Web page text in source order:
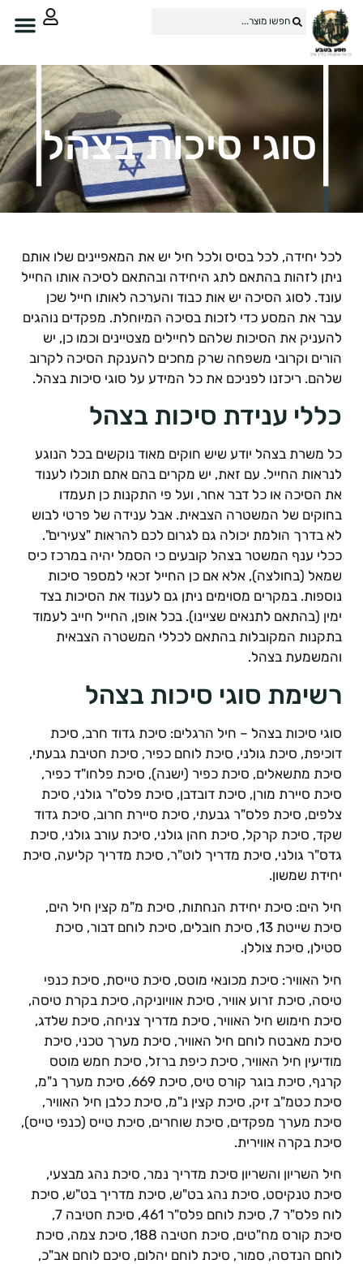
סוגי סיכות בצהל
יחידה, לכל בסיס ולכל חיל יש את המאפיינים שלו אותם
לזהות בהתאם לתג היחידה ובהתאם לסיכה אותו החייל
לסוג הסיכה יש אות כבוד והערכה לאותו חייל שכן
את המסע כדי לזכות בסיכה המיוחלת. מפקדים נוהגים
את הסיכות שלהם לחיילים מצטיינים וכמו כן, יש
וקרובי משפחה שרק מחכים להענקת הסיכה לקרוב
ריכזנו לפניכם את כל המידע על סוגי סיכות בצהל.
ענידת סיכות בצהל
משרת בצהל יודע שיש חוקים מאוד נוקשים בכל הנוגע
החייל. עם זאת, יש מקרים בהם אתם תוכלו לענוד
הסיכה או כל דבר אחר, ועל פי התקנות כן תעמדו
של המשטרה הצבאית. אבל ענידה של פרטי לבוש
בדרך הולמת יכולה גם לגרום לכם להראות "צעירים".
ענף המשטר בצהל קובעים כי הסמל יהיה במרכז כיס
(בחולצה), אלא אם כן החייל זכאי למספר סיכות
במקרים מסוימים ניתן גם לענוד את הסיכות בצד
(בהתאם לתנאים שציינו). בכל אופן, החייל חייב לעמוד
המקובלות בהתאם לכללי המשטרה הצבאית
בצהל.
סוגי סיכות בצהל
סיכות בצהל – חיל הרגלים: סיכת גדוד חרב, סיכת
סיכת גולני, סיכת לוחם כפיר, סיכת חטיבת גבעתי,
מתשאלים, סיכת כפיר (ישנה), סיכת פלחו"ד כפיר,
סיירת מורן, סיכת דובדבן, סיכת פלס"ר גולני, סיכת
סיכת פלס"ר גבעתי, סיכת סיירת חרוב, סיכת גדוד
סיכת קרקל, סיכת חהן גולני, סיכת עורב גולני, סיכת
גולני, סיכת מדריך לוט"ר, סיכת מדריך קליעה, סיכת
שמשון.
הים: סיכת יחידת הנחתות, סיכת מ"מ קצין חיל הים,
סיכת שייטת 13, סיכת חובלים, סיכת לוחם דבור, סיכת
סיכת צוללן.
האוויר: סיכת מכונאי מוטס, סיכת טייסת, סיכת כנפי
סיכת זרוע אוויר, סיכת אוויוניקה, סיכת בקרת טיסה,
חימוש חיל האוויר, סיכת מדריך צניחה, סיכת שלדג,
מאבטח לוחם חיל האוויר, סיכת מערך טכני, סיכת
חיל האוויר, סיכת כיפת ברזל, סיכת חמש מוטס
קרנף, סיכת בוגר קורס טיס, סיכת 669, סיכת מערך נ"מ,
כטמ"ב זיק, סיכת קצין נ"מ, סיכת כלבן חיל האוויר,
מערך מפקדים, סיכת שוחרים, סיכת טייס (כנפי טייס),
בקרה אווירית.
השריון והשריון סיכת מדריך נמר, סיכת נהג מבצעי,
טנקיסט, סיכת נהג בט"ש, סיכת מדריך בט"ש, סיכת
לוח פלס"ר 7, סיכת לוחם פלס"ר 461, סיכת חטיבה 7,
סיכת קורס מח"טים, סיכת חטיבה 188, סיכת צמה, סיכת
הנדסה, סמור, סיכת לוחם יהלום, סיכם לוחם אב"כ,